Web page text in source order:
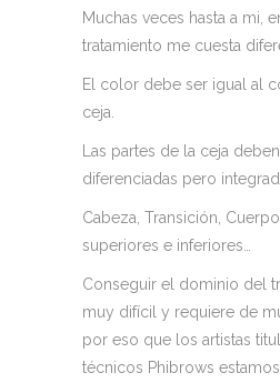
Muchas veces hasta a mi,
tratamiento me cuesta
El color debe ser igual al
ceja.
Las partes de la ceja
diferenciadas pero
Cabeza, Transición,
superiores e inferiores…
Conseguir el dominio del
muy difícil y requiere de
por eso que los artistas
técnicos Phibrows